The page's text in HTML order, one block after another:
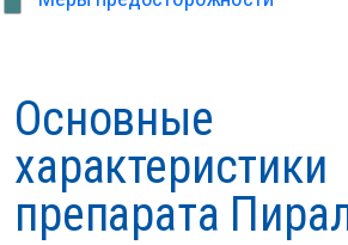
Основные
характеристики
препарата